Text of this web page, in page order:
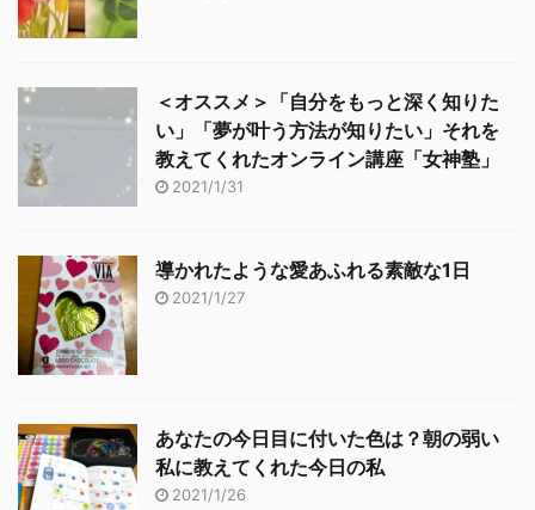
＜オススメ＞「自分をもっと深く知りた
い」「夢が叶う方法が知りたい」それを
教えてくれたオンライン講座「女神塾」
2021/1/31
導かれたような愛あふれる素敵な1日
2021/1/27
あなたの今日目に付いた色は？朝の弱い
私に教えてくれた今日の私
2021/1/26